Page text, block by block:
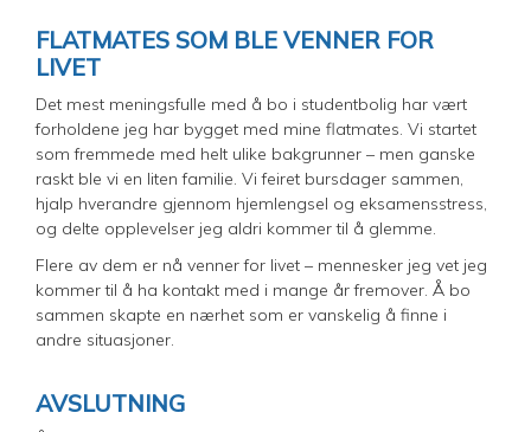
FLATMATES SOM BLE VENNER FOR
LIVET
Det mest meningsfulle med å bo i studentbolig har vært
forholdene jeg har bygget med mine flatmates. Vi startet
som fremmede med helt ulike bakgrunner – men ganske
raskt ble vi en liten familie. Vi feiret bursdager sammen,
hjalp hverandre gjennom hjemlengsel og eksamensstress,
og delte opplevelser jeg aldri kommer til å glemme.
Flere av dem er nå venner for livet – mennesker jeg vet jeg
kommer til å ha kontakt med i mange år fremover. Å bo
sammen skapte en nærhet som er vanskelig å finne i
andre situasjoner.
AVSLUTNING